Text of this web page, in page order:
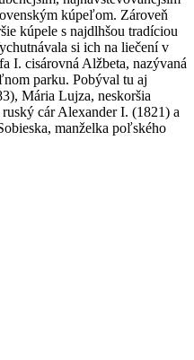
kúpeľom. Zároveň
kúpele s najdlhšou tradíciou
si ich na liečení v
I. cisárovná Alžbeta, nazývaná
parku. Pobýval tu aj
Mária Lujza, neskoršia
cár Alexander I. (1821) a
manželka poľského